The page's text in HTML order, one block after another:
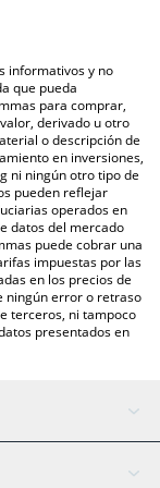
de
el último
fiduciarias y
informativos y no
que pueda
para comprar,
derivado u otro
o descripción de
en inversiones,
ni ningún otro tipo de
pueden reflejar
operados en
datos del mercado
puede cobrar una
impuestas por las
en los precios de
ningún error o retraso
terceros, ni tampoco
presentados en